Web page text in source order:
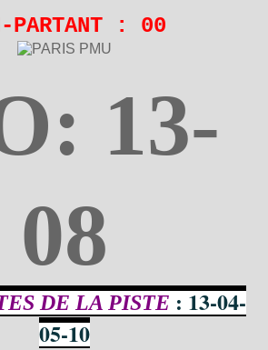
PARTANT : 00
13-
08
DE LA PISTE : 13-04-
05-10